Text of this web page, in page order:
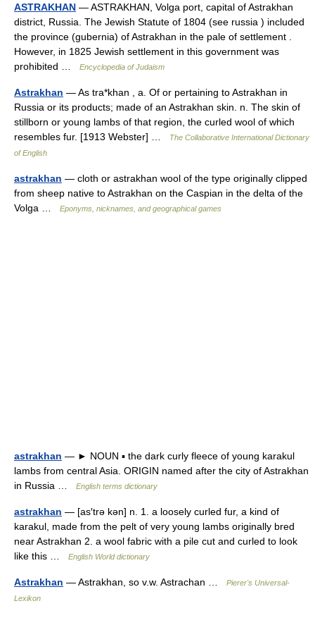
ASTRAKHAN — ASTRAKHAN, Volga port, capital of Astrakhan
district, Russia. The Jewish Statute of 1804 (see russia ) included
the province (gubernia) of Astrakhan in the pale of settlement .
However, in 1825 Jewish settlement in this government was
prohibited …
Encyclopedia of Judaism
Astrakhan — As tra*khan , a. Of or pertaining to Astrakhan in
Russia or its products; made of an Astrakhan skin. n. The skin of
stillborn or young lambs of that region, the curled wool of which
resembles fur. [1913 Webster] …
The Collaborative International Dictionary
of English
astrakhan — cloth or astrakhan wool of the type originally clipped
from sheep native to Astrakhan on the Caspian in the delta of the
Volga …
Eponyms, nicknames, and geographical games
astrakhan — ► NOUN ▪ the dark curly fleece of young karakul
lambs from central Asia. ORIGIN named after the city of Astrakhan
in Russia …
English terms dictionary
astrakhan — [as′trə kən] n. 1. a loosely curled fur, a kind of
karakul, made from the pelt of very young lambs originally bred
near Astrakhan 2. a wool fabric with a pile cut and curled to look
like this …
English World dictionary
Astrakhan — Astrakhan, so v.w. Astrachan …
Pierer's Universal-
Lexikon